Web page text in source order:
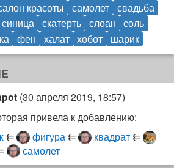
красоты самолет свадьба
синица скатерть слоан соль
фен халат хобот шарик
(30 апреля 2019, 18:57)
привела к добавлению:
⇇ фигура⇇ квадрат⇇
самолет